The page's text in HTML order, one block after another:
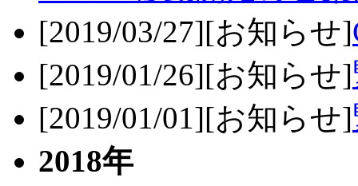
[2019/03/27][お知らせ]
[2019/01/26][お知らせ]
[2019/01/01][お知らせ]
2018年